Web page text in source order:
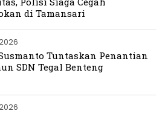
di Tamansari
Tuntaskan Penantian
SDN Tegal Benteng